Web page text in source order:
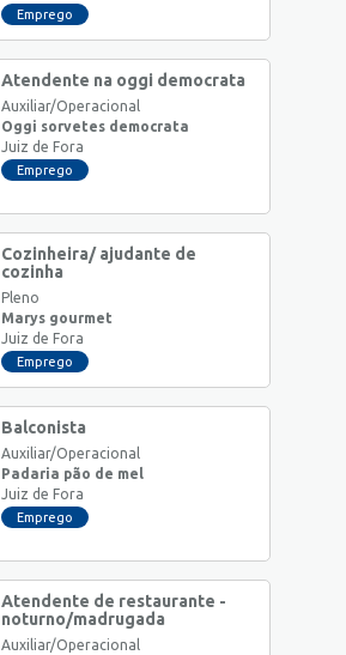
Emprego
Atendente na oggi democrata
Auxiliar/Operacional
Oggi sorvetes democrata
Juiz de Fora
Emprego
Cozinheira/ ajudante de
cozinha
Pleno
Marys gourmet
Juiz de Fora
Emprego
Balconista
Auxiliar/Operacional
Padaria pão de mel
Juiz de Fora
Emprego
Atendente de restaurante -
noturno/madrugada
Auxiliar/Operacional